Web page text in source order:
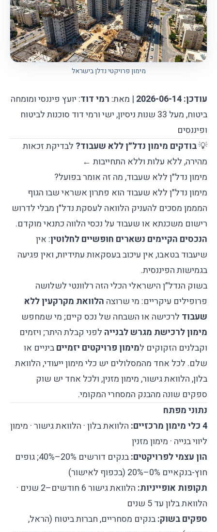
מימון פרויקטי נדלן בישראל
עודכן: 2026-06-14 | מאת: רמי דוד: יועץ פיננסי ומומחה
ביטוח, מעל 33 שנות ניסיון, ישי ורמי דוד סוכנות לביטוח
ופיננסים
💡בודקים מימון נדל״ן ללא שעבוד? לבדיקת זכאות
מהירה, ללא עלות וללא התחייבות ←
מימון נדל״ן ללא שעבוד, מה זה אומר בפועל?
מימון נדל״ן ללא שעבוד הוא פתרון אשראי שבו הגוף
המממן מסכים להעניק הלוואה לעסקת נדל״ן מבלי לדרוש
רישום משכנתא או שעבוד על נכסי הלווה כתנאי מוקדם.
הנכסים הקיימים נשארים חופשיים לחלוטין: אין
שיעבוד בטאבו, אין עיכוב בעסקאות עתידיות, ואין פגיעה
בגמישות הפיננסית.
בשוק הנדל״ן הישראלי הכלי הזה רלוונטי לשלושה
פרופילים עיקריים: מי שרוצה הלוואת מקרקעין ללא
שעבוד לרכישה או השבחה של נכס קיים; מי שמחפש
מימון לרכישת מגרש לבנייה לפני קבלת היתר; ויזמים
וקבלנים הזקוקים למימון פרויקטים יזמייםביניים או
שלם. לכל אחד מהמסלולים יש כלי מימון ייעודי, הלוואת
בלון, הלוואת גישור, מימון מזנין, ולכל אחד יש שוק
ספקים שונה מהבנק המסחרי המקומי.
נתוני מפתח
4 כלי מימון מרכזיים:
הלוואת בלון · הלוואת גישור · מימון
ליווי בנייה · מימון מזנין
הון עצמי לפרויקטים:
בנקים דורשים 20%–40%; גופים
חוץ-בנקאיים 0%–20% (בכפוף לאישור)
תקופות אופייניות:
הלוואת גישור 6 חודשים–2 שנים ·
הלוואת בלון עד 5 שנים
ספקים בשוק:בנקים מסחריים, חברות ביטוח (הראל,